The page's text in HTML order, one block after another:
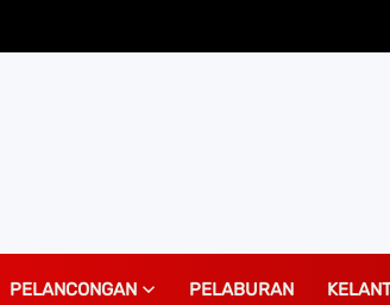
PELANCONGAN PELABURAN